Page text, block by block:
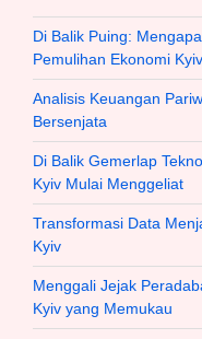
Di Balik Puing:
Pemulihan Ekonomi Kyiv
Analisis Keuangan
Bersenjata
Di Balik Gemerlap
Kyiv Mulai Menggeliat
Transformasi Data
Kyiv
Menggali Jejak
Kyiv yang Memukau